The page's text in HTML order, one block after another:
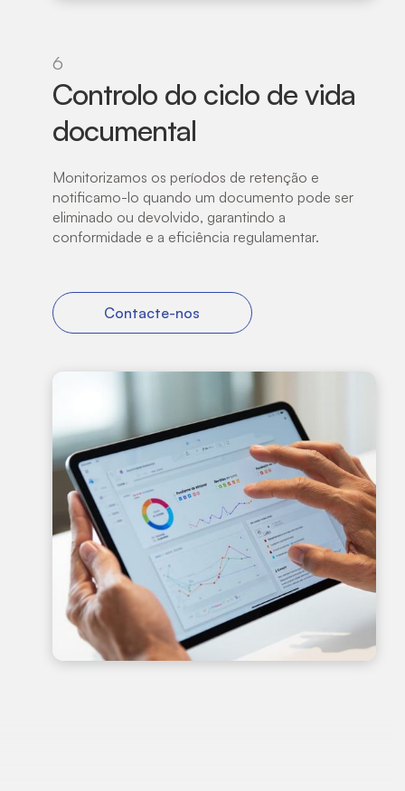
6
Controlo do ciclo de vida
documental
Monitorizamos os períodos de retenção e
notificamo-lo quando um documento pode ser
eliminado ou devolvido, garantindo a
conformidade e a eficiência regulamentar.
Contacte-nos